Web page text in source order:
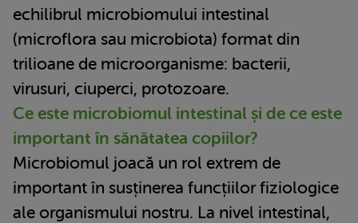
echilibrul microbiomului intestinal
(microflora sau microbiota) format din
trilioane de microorganisme: bacterii,
virusuri, ciuperci, protozoare.
Ce este microbiomul intestinal și de ce este
important în sănătatea copiilor?
Microbiomul joacă un rol extrem de
important în susținerea funcțiilor fiziologice
ale organismului nostru. La nivel intestinal,